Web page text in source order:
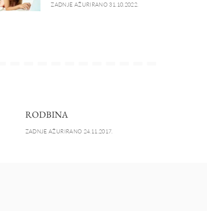
ZADNJE AŽURIRANO 31.10.2022.
RODBINA
ZADNJE AŽURIRANO 24.11.2017.